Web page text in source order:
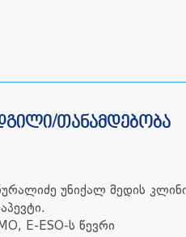
თანამდებობა
უნიქალ მედის
E-ESO-ს წევრი